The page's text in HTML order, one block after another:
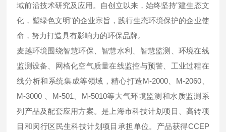
域前沿技术研究及应用。自创立以来，始终坚持"建生态文
化，塑绿色文明"的企业宗旨，践行生态环境保护的企业使
命，努力打造具有影响力的环保品牌。
麦越环境围绕智慧环保、智慧水利、智慧监测、环境在线
监测设备、网格化空气质量在线监控与预警、工业过程在
线分析和系统集成等领域，精心打造M-2000、M-2060、
M-3000 、M-501、M-5010等大气环境监测和水质监测系
列产品及配套应用方案。是上海市科技计划项目、高转项
目和闵行区民生科技计划项目承担单位。产品获得CCEP